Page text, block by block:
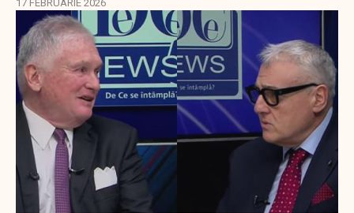
17 FEBRUARIE 2026
EXCLUSIV